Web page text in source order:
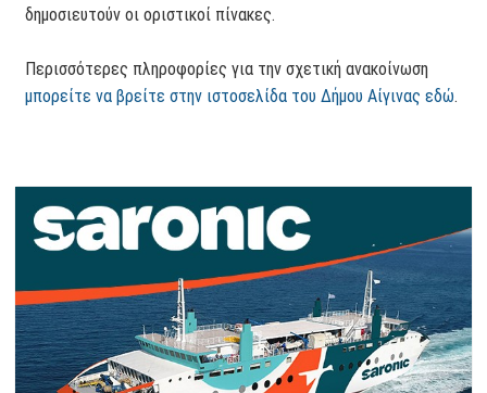
δημοσιευτούν οι οριστικοί πίνακες.
Περισσότερες πληροφορίες για την σχετική ανακοίνωση
μπορείτε να βρείτε στην ιστοσελίδα του Δήμου Αίγινας εδώ.